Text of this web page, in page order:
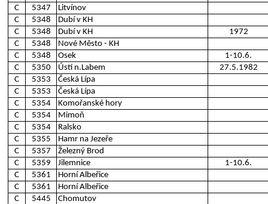
C
5347
Litvínov
C
5348
Dubí v KH
C
5348 Dubí v KH
1972
C
5348
Nové Město - KH
C
5348 Osek
1-10.6.
C
5350 Ústí n.Labem
27.5.1982
C
5353
Česká Lípa
C
5353
Česká Lípa
C
5354
Komořanské hory
C
5354
Mimoň
C
5354
Ralsko
C
5355
Hamr na Jezeře
C
5357
Železný Brod
C
5359 Jilemnice
1-10.6.
C
5361
Horní Albeřice
C
5361
Horní Albeřice
C
5445
Chomutov